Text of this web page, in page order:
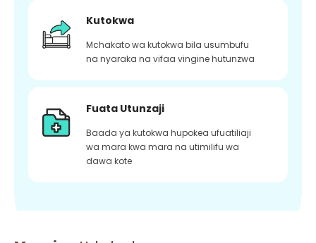
Kutokwa
Mchakato wa kutokwa bila usumbufu
na nyaraka na vifaa vingine hutunzwa
Fuata Utunzaji
Baada ya kutokwa hupokea ufuatiliaji
wa mara kwa mara na utimilifu wa
dawa kote